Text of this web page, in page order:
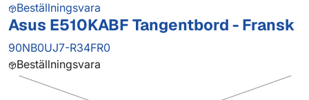
Beställningsvara
Asus E510KABF Tangentbord - Fransk
90NB0UJ7-R34FR0
Beställningsvara